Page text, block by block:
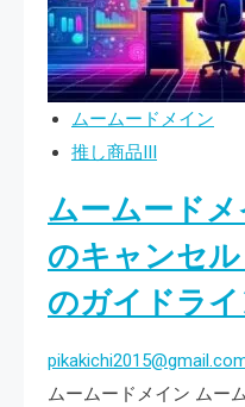
メ
イ
ン
管
理
イ
ン
変
更
方
「簡
単
操
ド
ムームードメイン
推し商品III
ムームード
のキャンセ
のガイドライ
ムームードメイン ムー